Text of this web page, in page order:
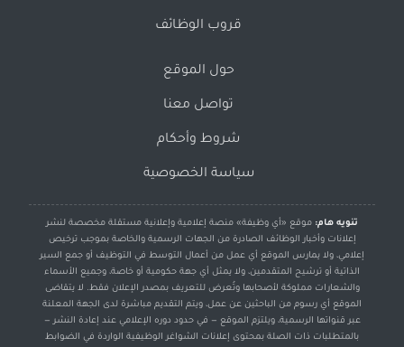
قروب الوظائف
حول الموقع
تواصل معنا
شروط وأحكام
سياسة الخصوصية
تنويه هام: موقع «أي وظيفة» منصة إعلامية وإعلانية مستقلة مخصصة لنشر
إعلانات وأخبار الوظائف الصادرة من الجهات الرسمية والخاصة بموجب ترخيص
إعلامي، ولا يمارس الموقع أي عمل من أعمال التوسط في التوظيف أو جمع السير
الذاتية أو ترشيح المتقدمين، ولا يمثل أي جهة حكومية أو خاصة، وجميع الأسماء
والشعارات مملوكة لأصحابها وتُعرض للتعريف بمصدر الإعلان فقط. لا يتقاضى
الموقع أي رسوم من الباحثين عن عمل، ويتم التقديم مباشرة لدى الجهة المعلنة
عبر قنواتها الرسمية، ويلتزم الموقع — في حدود دوره الإعلامي عند إعادة النشر —
بالمتطلبات ذات الصلة بمحتوى إعلانات الشواغر الوظيفية الواردة في الضوابط